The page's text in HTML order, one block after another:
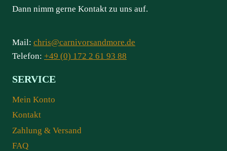
Dann nimm gerne Kontakt zu uns auf.
Mail: chris@carnivorsandmore.de
Telefon: +49 (0) 172 2 61 93 88
SERVICE
Mein Konto
Kontakt
Zahlung & Versand
FAQ